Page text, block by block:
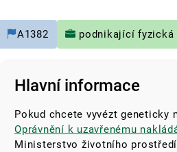
A1382 podnikající fyzická
Hlavní informace
Pokud chcete vyvézt geneticky
Oprávnění k uzavřenému
Ministerstvo životního